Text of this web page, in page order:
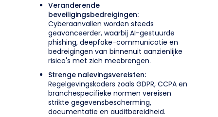
Veranderende
beveiligingsbedreigingen:
Cyberaanvallen worden steeds
geavanceerder, waarbij AI-gestuurde
phishing, deepfake-communicatie en
bedreigingen van binnenuit aanzienlijke
risico's met zich meebrengen.
Strenge nalevingsvereisten:
Regelgevingskaders zoals GDPR, CCPA en
branchespecifieke normen vereisen
strikte gegevensbescherming,
documentatie en auditbereidheid.